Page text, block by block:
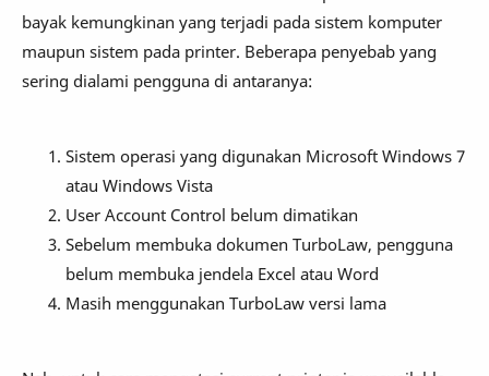
bayak kemungkinan yang terjadi pada sistem komputer
maupun sistem pada printer. Beberapa penyebab yang
sering dialami pengguna di antaranya:
Sistem operasi yang digunakan Microsoft Windows 7
atau Windows Vista
User Account Control belum dimatikan
Sebelum membuka dokumen TurboLaw, pengguna
belum membuka jendela Excel atau Word
Masih menggunakan TurboLaw versi lama